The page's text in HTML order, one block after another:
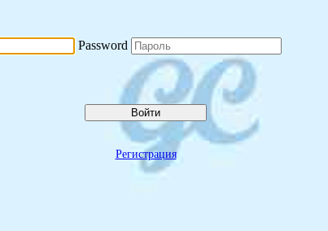
Password
Войти
Регистрация